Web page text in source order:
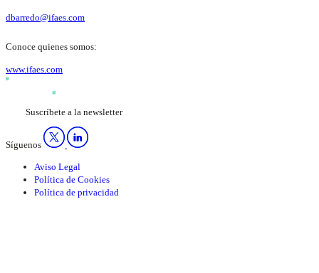
dbarredo@ifaes.com
Conoce quienes somos:
www.ifaes.com
Suscríbete a la newsletter
Síguenos
Aviso Legal
Política de Cookies
Política de privacidad